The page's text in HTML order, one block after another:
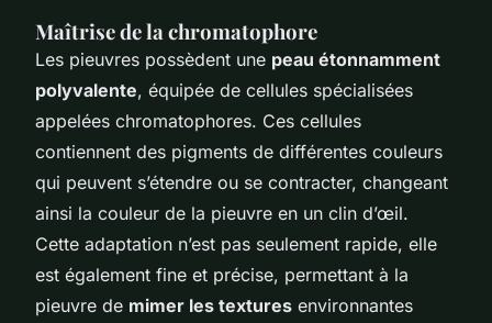
Maîtrise de la chromatophore
Les pieuvres possèdent une peau étonnamment
polyvalente, équipée de cellules spécialisées
appelées chromatophores. Ces cellules
contiennent des pigments de différentes couleurs
qui peuvent s’étendre ou se contracter, changeant
ainsi la couleur de la pieuvre en un clin d’œil.
Cette adaptation n’est pas seulement rapide, elle
est également fine et précise, permettant à la
pieuvre de mimer les textures environnantes